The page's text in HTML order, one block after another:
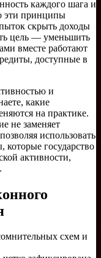
каждого шага и
эти принципы
скрыть доходы
цель — уменьшить
вместе работают
доступные в
и
какие
на практике.
не заменяет
использовать
государство
активности,
схем и